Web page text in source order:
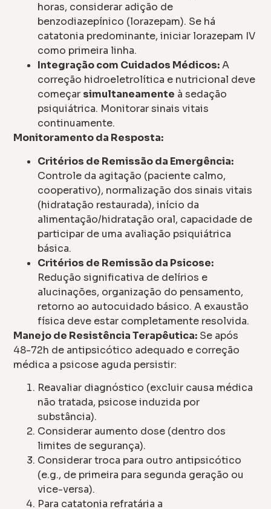
horas, considerar adição de
benzodiazepínico (lorazepam). Se há
catatonia predominante, iniciar lorazepam IV
como primeira linha.
Integração com Cuidados Médicos:A
correção hidroeletrolítica e nutricional deve
começar simultaneamente à sedação
psiquiátrica. Monitorar sinais vitais
continuamente.
Monitoramento da Resposta:
Critérios de Remissão da Emergência:
Controle da agitação (paciente calmo,
cooperativo), normalização dos sinais vitais
(hidratação restaurada), início da
alimentação/hidratação oral, capacidade de
participar de uma avaliação psiquiátrica
básica.
Critérios de Remissão da Psicose:
Redução significativa de delírios e
alucinações, organização do pensamento,
retorno ao autocuidado básico. A exaustão
física deve estar completamente resolvida.
Manejo de Resistência Terapêutica: Se após
48-72h de antipsicótico adequado e correção
médica a psicose aguda persistir:
Reavaliar diagnóstico (excluir causa médica
não tratada, psicose induzida por
substância).
Considerar aumento dose (dentro dos
limites de segurança).
Considerar troca para outro antipsicótico
(e.g., de primeira para segunda geração ou
vice-versa).
Para catatonia refratária a